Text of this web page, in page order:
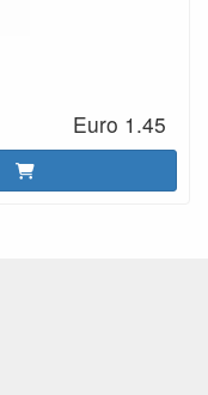
Euro 1.45